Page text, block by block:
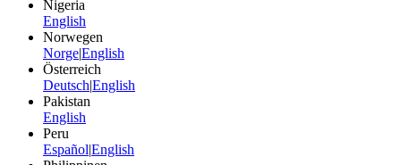
Nigeria
English
Norwegen
Norge|English
Österreich
Deutsch|English
Pakistan
English
Peru
Español|English